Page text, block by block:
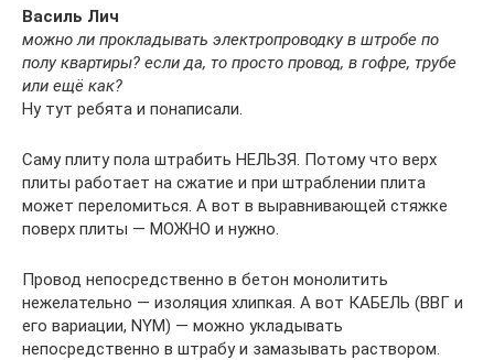
Василь Лич
можно ли прокладывать электропроводку в штробе по
полу квартиры? если да, то просто провод, в гофре, трубе
или ещё как?
Ну тут ребята и понаписали.
Саму плиту пола штрабить НЕЛЬЗЯ. Потому что верх
плиты работает на сжатие и при штраблении плита
может переломиться. А вот в выравнивающей стяжке
поверх плиты — МОЖНО и нужно.
Провод непосредственно в бетон монолитить
нежелательно — изоляция хлипкая. А вот КАБЕЛЬ (ВВГ и
его вариации, NYM) — можно укладывать
непосредственно в штрабу и замазывать раствором.